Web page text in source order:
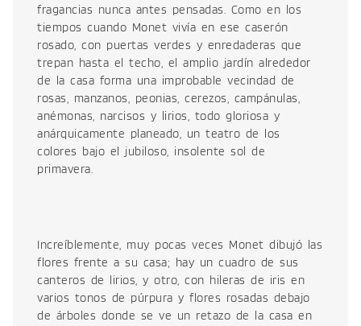
fragancias nunca antes pensadas. Como en los
tiempos cuando Monet vivía en ese caserón
rosado, con puertas verdes y enredaderas que
trepan hasta el techo, el amplio jardín alrededor
de la casa forma una improbable vecindad de
rosas, manzanos, peonias, cerezos, campánulas,
anémonas, narcisos y lirios, todo gloriosa y
anárquicamente planeado, un teatro de los
colores bajo el jubiloso, insolente sol de
primavera.
Increíblemente, muy pocas veces Monet dibujó las
flores frente a su casa; hay un cuadro de sus
canteros de lirios, y otro, con hileras de iris en
varios tonos de púrpura y flores rosadas debajo
de árboles donde se ve un retazo de la casa en